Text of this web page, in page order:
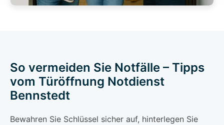
So vermeiden Sie Notfälle – Tipps
vom Türöffnung Notdienst
Bennstedt
Bewahren Sie Schlüssel sicher auf, hinterlegen Sie